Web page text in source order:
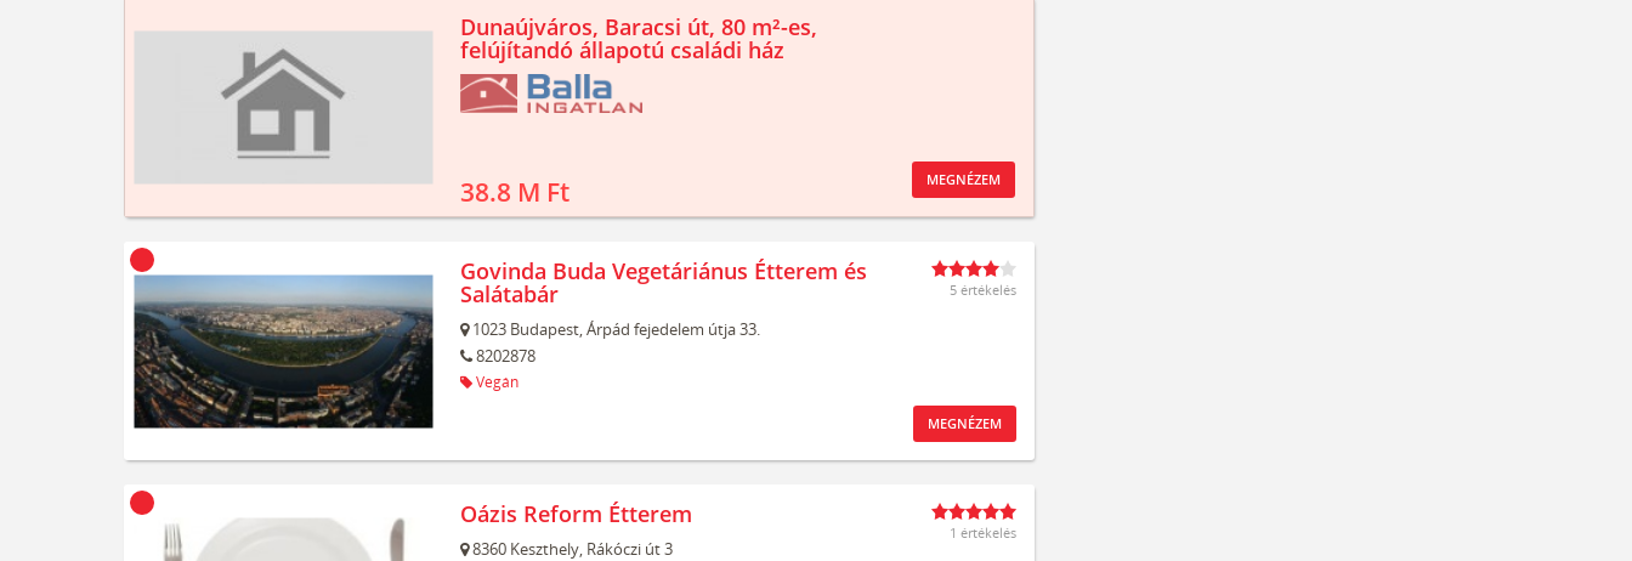
Dunaújváros, Baracsi út, 80 m²-es,
felújítandó állapotú családi ház
38.8 M Ft MEGNÉZEM
Govinda Buda Vegetáriánus Étterem és
Salátabár
1023 Budapest,Árpád fejedelem útja 33.
8202878
Vegán
5 értékelés
MEGNÉZEM
Oázis Reform Étterem
8360 Keszthely, Rákóczi út 3
1 értékelés